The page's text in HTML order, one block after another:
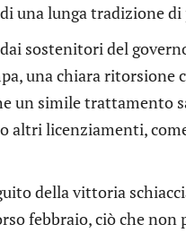
una lunga tradizione
sostenitori del
una chiara ritorsione
un simile trattamento
altri licenziamenti,
della vittoria
febbraio, ciò che non